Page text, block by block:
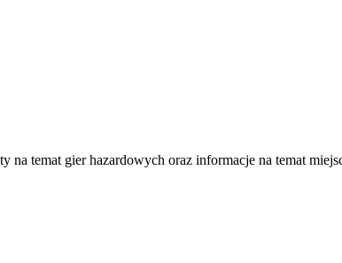
temat gier hazardowych oraz informacje na temat